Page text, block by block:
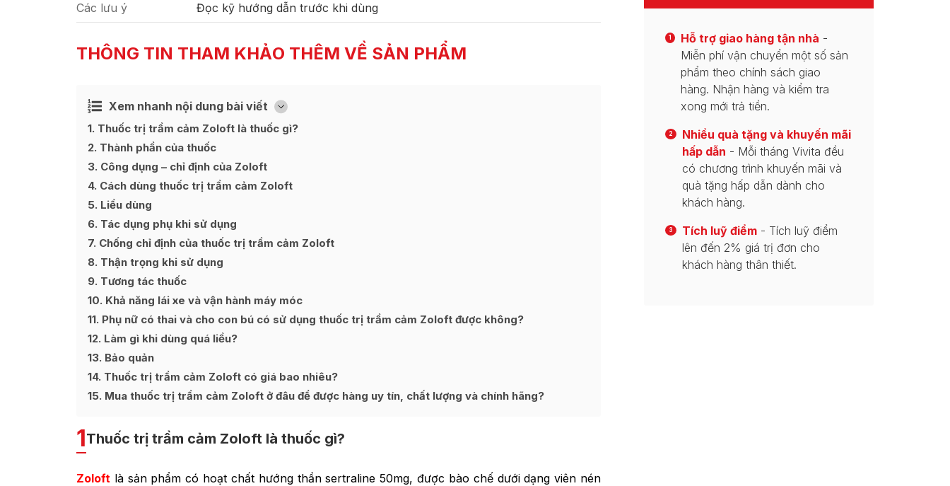
Các lưu ý Đọc kỹ hướng dẫn trước khi dùng
THÔNG TIN THAM KHẢO THÊM VỀ SẢN PHẨM
Xem nhanh nội dung bài viết [
Ẩn
1 Thuốc trị trầm cảm Zoloft là thuốc gì?
2 Thành phần của thuốc
3 Công dụng – chỉ định của Zoloft
4 Cách dùng thuốc trị trầm cảm Zoloft
5 Liều dùng
6 Tác dụng phụ khi sử dụng
7 Chống chỉ định của thuốc trị trầm cảm Zoloft
8 Thận trọng khi sử dụng
9 Tương tác thuốc
10 Khả năng lái xe và vận hành máy móc
11 Phụ nữ có thai và cho con bú có sử dụng thuốc trị trầm cảm Zoloft được không?
12 Làm gì khi dùng quá liều?
13 Bảo quản
14 Thuốc trị trầm cảm Zoloft có giá bao nhiêu?
15 Mua thuốc trị trầm cảm Zoloft ở đâu để được hàng uy tín, chất lượng và chính hãng?
1Thuốc trị trầm cảm Zoloft là thuốc gì?
Zoloft là sản phẩm có hoạt chất hướng thần sertraline 50mg, được bào chế dưới dạng viên nén
1 Hỗ trợ giao hàng tận nhà -
Miễn phí vận chuyển một số sản
phẩm theo chính sách giao
hàng. Nhận hàng và kiểm tra
xong mới trả tiền.
2
Nhiều quà tặng và khuyến mãi
hấp dẫn - Mỗi tháng Vivita đều
có chương trình khuyến mãi và
quà tặng hấp dẫn dành cho
khách hàng.
3 Tích luỹ điểm - Tích luỹ điểm
lên đến 2% giá trị đơn cho
khách hàng thân thiết.